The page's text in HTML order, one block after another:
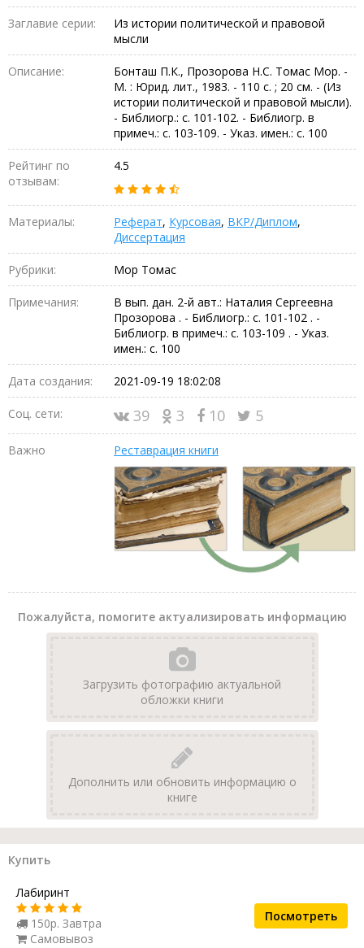
Заглавие серии:
Из истории политической и правовой
мысли
Описание:
Бонташ П.К., Прозорова Н.С. Томас Мор. -
М. : Юрид. лит., 1983. - 110 с. ; 20 см. - (Из
истории политической и правовой мысли).
- Библиогр.: с. 101-102. - Библиогр. в
примеч.: с. 103-109. - Указ. имен.: с. 100
Рейтинг по
отзывам:
4.5
Материалы: Реферат, Курсовая, ВКР/Диплом,
Диссертация
Рубрики: Мор Томас
Примечания:
В вып. дан. 2-й авт.: Наталия Сергеевна
Прозорова . - Библиогр.: с. 101-102 . -
Библиогр. в примеч.: с. 103-109 . - Указ.
имен.: с. 100
Дата создания: 2021-09-19 18:02:08
Соц. сети: 39 3 10 5
Важно Реставрация книги
Пожалуйста, помогите актуализировать информацию
Загрузить фотографию актуальной
обложки книги
Дополнить или обновить информацию о
книге
Купить
Лабиринт
150р. Завтра
Самовывоз
Посмотреть